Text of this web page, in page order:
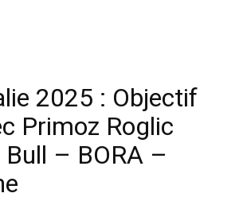
2025 : Objectif
Primoz Roglic
Bull – BORA –